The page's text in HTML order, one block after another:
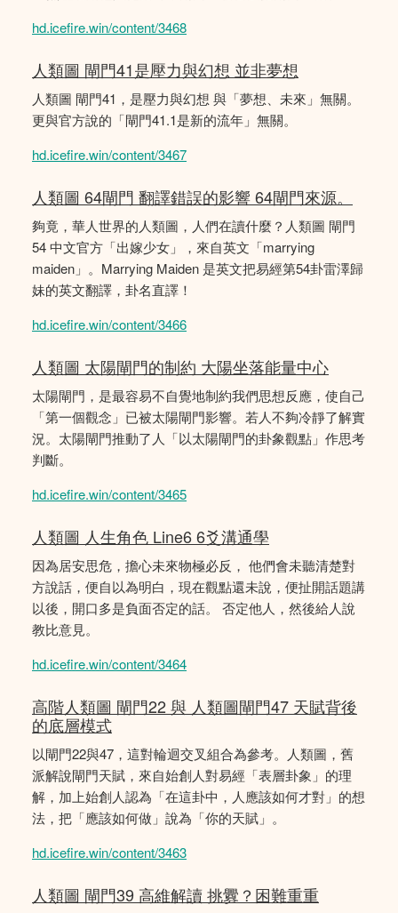
hd.icefire.win/content/3468
人類圖 閘門41是壓力與幻想 並非夢想
人類圖 閘門41，是壓力與幻想 與「夢想、未來」無關。
更與官方說的「閘門41.1是新的流年」無關。
hd.icefire.win/content/3467
人類圖 64閘門 翻譯錯誤的影響 64閘門來源。
夠竟，華人世界的人類圖，人們在讀什麼？人類圖 閘門
54 中文官方「出嫁少女」，來自英文「marrying
maiden」。Marrying Maiden 是英文把易經第54卦雷澤歸
妹的英文翻譯，卦名直譯！
hd.icefire.win/content/3466
人類圖 太陽閘門的制約 大陽坐落能量中心
太陽閘門，是最容易不自覺地制約我們思想反應，使自己
「第一個觀念」已被太陽閘門影響。若人不夠冷靜了解實
況。太陽閘門推動了人「以太陽閘門的卦象觀點」作思考
判斷。
hd.icefire.win/content/3465
人類圖 人生角色 Line6 6爻溝通學
因為居安思危，擔心未來物極必反， 他們會未聽清楚對
方說話，便自以為明白，現在觀點還未說，便扯開話題講
以後，開口多是負面否定的話。 否定他人，然後給人說
教比意見。
hd.icefire.win/content/3464
高階人類圖 閘門22 與 人類圖閘門47 天賦背後
的底層模式
以閘門22與47，這對輪迴交叉組合為參考。人類圖，舊
派解說閘門天賦，來自始創人對易經「表層卦象」的理
解，加上始創人認為「在這卦中，人應該如何才對」的想
法，把「應該如何做」說為「你的天賦」。
hd.icefire.win/content/3463
人類圖 閘門39 高維解讀 挑釁？困難重重